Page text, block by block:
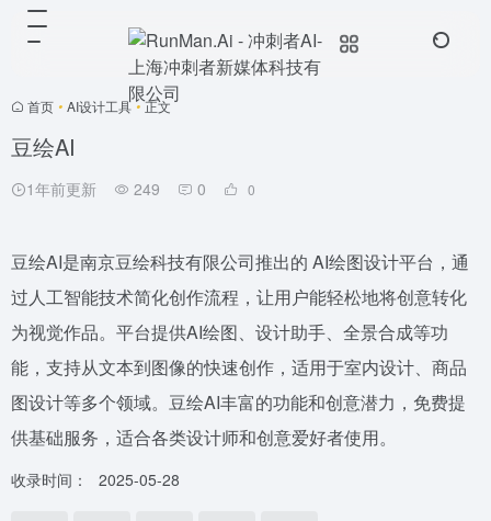
首页 • AI设计工具 • 正文
豆绘AI
1年前更新 249 0 0
豆绘AI是南京豆绘科技有限公司推出的 AI绘图设计平台，通
过人工智能技术简化创作流程，让用户能轻松地将创意转化
为视觉作品。平台提供AI绘图、设计助手、全景合成等功
能，支持从文本到图像的快速创作，适用于室内设计、商品
图设计等多个领域。豆绘AI丰富的功能和创意潜力，免费提
供基础服务，适合各类设计师和创意爱好者使用。
收录时间： 2025-05-28